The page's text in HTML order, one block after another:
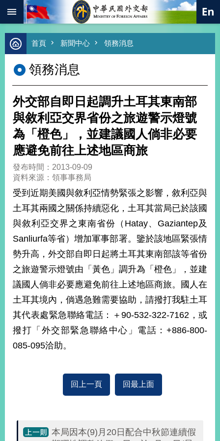
跳到主要內容區塊
進
階
尋
熱
總
合
外
交
價
值
交
經
濟
不
落
國
台
海
平
護
照
導
於
首頁 新聞中心 領務消息
領務消息
外交部自即日起調升土耳其東南部
與敘利亞交界省份之旅遊警示燈號
為「橙色」，並建議國人倘非必要
應避免前往上述地區商旅
發布時間：2013-09-09
資料來源：領事事務局
受到近期美國與敘利亞情勢緊張之影響，敘利亞與
土耳其兩國之關係持續惡化，土耳其當局已於該國
與敘利亞交界之東南省份（Hatay、Gaziantep及
Sanliurfa等省）增加軍事部署。鑒於該地區緊張情
勢升高，外交部自即日起將土耳其東南部該等省份
之旅遊警示燈號由「黃色」調升為「橙色」，並建
議國人倘非必要應避免前往上述地區商旅。國人在
土耳其境內，倘遇急難需要協助，請撥打我駐土耳
其代表處緊急聯絡電話：＋90-532-322-7162，或
撥打「外交部緊急聯絡中心」電話：+886-800-
085-095洽助。
回上一頁 回最上面
本局因本(9)月20日配合中秋節連續假